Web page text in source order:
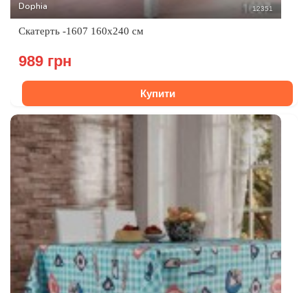
Dophia 12351
Скатерть -1607 160x240 см
989 грн
Купити